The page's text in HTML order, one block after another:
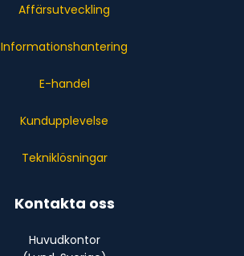
Affärsutveckling
Informationshantering
E-handel
Kundupplevelse
Tekniklösningar
Kontakta oss
Huvudkontor